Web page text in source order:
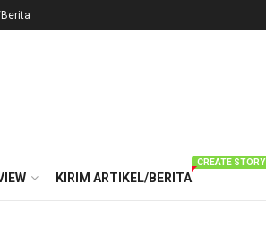
KIRIM ARTIKEL/BERITA
CREATE STORY